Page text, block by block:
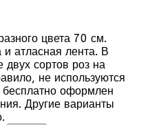
цвета 70 см.
атласная лента. В
двух сортов роз на
не используются
оформлен
Другие варианты